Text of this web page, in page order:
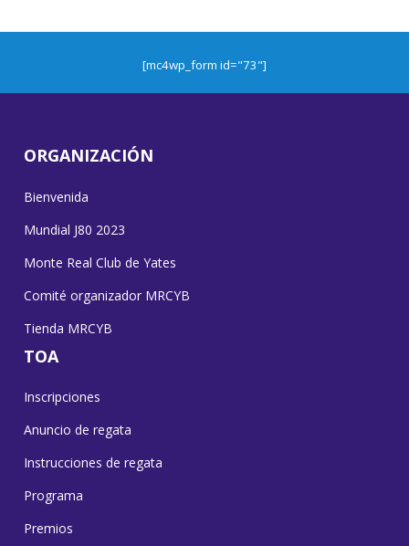
[mc4wp_form id="73"]
ORGANIZACIÓN
Bienvenida
Mundial J80 2023
Monte Real Club de Yates
Comité organizador MRCYB
Tienda MRCYB
TOA
Inscripciones
Anuncio de regata
Instrucciones de regata
Programa
Premios